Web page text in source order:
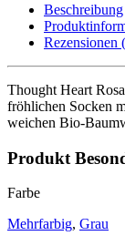
Beschreibung
Rezensionen
Thought Heart
fröhlichen Socken
weichen Bio-
Produkt
Farbe
Mehrfarbig, Grau